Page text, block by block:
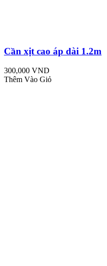
Cần xịt cao áp dài 1.2m
300,000 VND
Thêm Vào Giỏ